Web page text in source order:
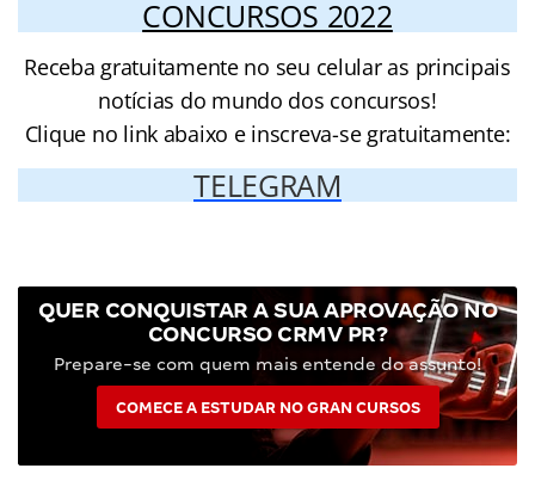
CONCURSOS 2022
Receba gratuitamente no seu celular as principais
notícias do mundo dos concursos!
Clique no link abaixo e inscreva-se gratuitamente:
TELEGRAM
QUER CONQUISTAR A SUA APROVAÇÃO NO
CONCURSO CRMV PR?
Prepare-se com quem mais entende do assunto!
COMECE A ESTUDAR NO GRAN CURSOS